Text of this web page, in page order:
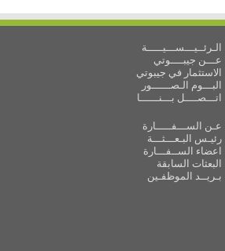
الـرئــيـــســـيـــــة
عـــن جيبــــوتي
الاستثمار في جيبوتي
البـــوم الـصــــــور
اتـــصــــل بـــنــــــا
عـن الســـفـــــارة
رئيـس البـعـــثـــة
اعضاء الســفـــارة
البعثات السابقة
بـريــد الموظفـين